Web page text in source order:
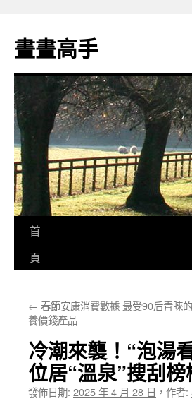
主
要
畫畫高手
首
頁
← 春節安康消費數據 最受90后青睞
養價錢產品
冷潮來襲！“泡湯
位居“溫泉”搜刮
發佈日期: 2025 年 4 月 28 日 ， 作者: